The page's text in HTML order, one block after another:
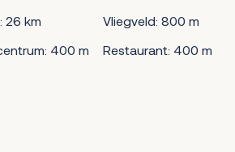
26 km
Vliegveld: 800 m
400 m
Restaurant: 400 m